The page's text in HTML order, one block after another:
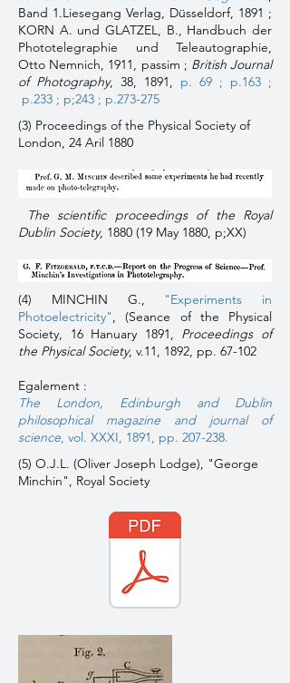
Band 1.Liesegang Verlag, Düsseldorf, 1891 ;
KORN A. und GLATZEL, B., Handbuch der
Phototelegraphie und Teleautographie,
Otto Nemnich, 1911, passim ; British Journal
of Photography, 38, 1891, p. 69 ; p.163 ;
p.233 ; p;243 ; p.273-275
(3) Proceedings of the Physical Society of
London, 24 Aril 1880
The scientific proceedings of the Royal
Dublin Society, 1880 (19 May 1880, p;XX)
(4) MINCHIN G., "Experiments in
Photoelectricity", (Seance of the Physical
Society, 16 Hanuary 1891, Proceedings of
the Physical Society, v.11, 1892, pp. 67-102
Egalement :
The London, Edinburgh and Dublin
philosophical magazine and journal of
science, vol. XXXI, 1891, pp. 207-238.
(5) O.J.L. (Oliver Joseph Lodge), "George
Minchin", Royal Society